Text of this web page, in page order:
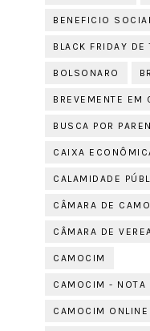
BENEFICIO
BLACK FRIDAY DE
BOLSONARO
BREVEMENTE EM
BUSCA POR
CAIXA
CALAMIDADE
CÂMARA DE
CÂMARA DE
CAMOCIM
CAMOCIM - NOTA
CAMOCIM ONLINE